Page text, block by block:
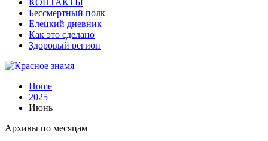
КОНТАКТЫ
Бессмертный полк
Елецкий дневник
Как это сделано
Здоровый регион
Home
2025
Июнь
Архивы по месяцам